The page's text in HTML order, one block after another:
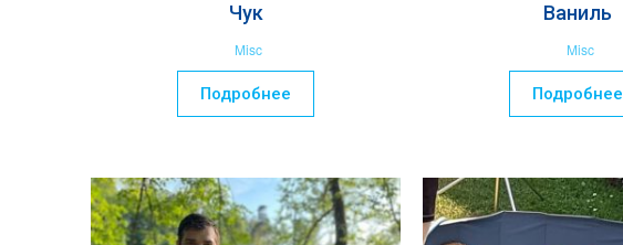
Чук
Misc
Подробнее
Ваниль
Misc
Подробнее